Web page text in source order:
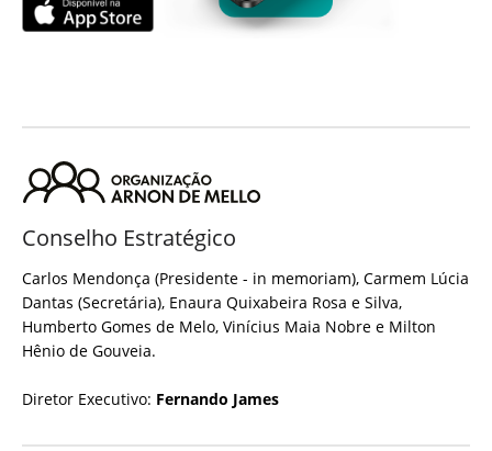
Conselho Estratégico
Carlos Mendonça (Presidente - in memoriam), Carmem Lúcia
Dantas (Secretária), Enaura Quixabeira Rosa e Silva,
Humberto Gomes de Melo, Vinícius Maia Nobre e Milton
Hênio de Gouveia.
Diretor Executivo: Fernando James